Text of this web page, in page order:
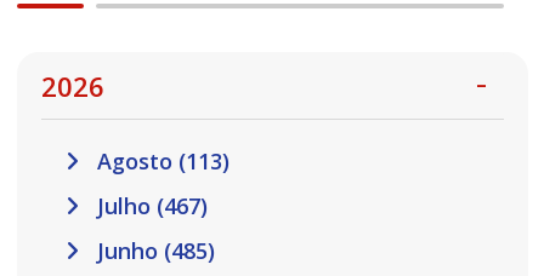
2026
Agosto (113)
Julho (467)
Junho (485)